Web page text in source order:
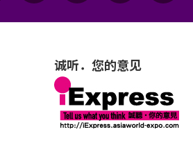
诚听．您的意见